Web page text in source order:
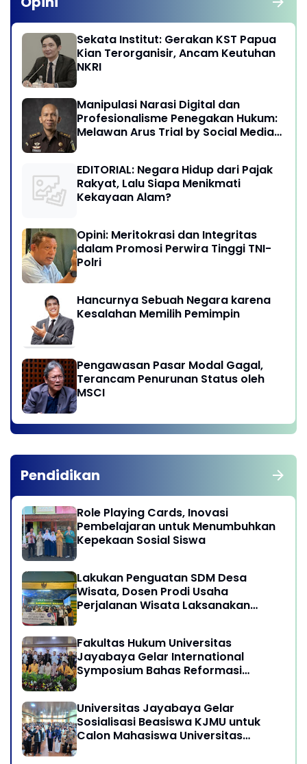
Sekata Institut: Gerakan KST Papua
Kian Terorganisir, Ancam Keutuhan
NKRI
Manipulasi Narasi Digital dan
Profesionalisme Penegakan Hukum:
Melawan Arus Trial by Social Media
EDITORIAL: Negara Hidup dari Pajak
Rakyat, Lalu Siapa Menikmati
Kekayaan Alam?
Opini: Meritokrasi dan Integritas
dalam Promosi Perwira Tinggi TNI-
Polri
Hancurnya Sebuah Negara karena
Kesalahan Memilih Pemimpin
Pengawasan Pasar Modal Gagal,
Terancam Penurunan Status oleh
MSCI
Pendidikan
Role Playing Cards, Inovasi
Pembelajaran untuk Menumbuhkan
Kepekaan Sosial Siswa
Lakukan Penguatan SDM Desa
Wisata, Dosen Prodi Usaha
Perjalanan Wisata Laksanakan
Sukamandi Masagi - Kabupaten
Subang, Jawa Barat
Fakultas Hukum Universitas
Jayabaya Gelar International
Symposium Bahas Reformasi
Universitas Jayabaya Gelar
Sosialisasi Beasiswa KJMU untuk
Calon Mahasiswa Universitas